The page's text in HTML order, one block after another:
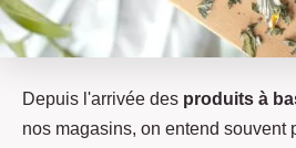
Depuis l'arrivée des produits à
nos magasins, on entend souvent